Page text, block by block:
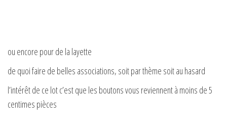
ou encore pour de la layette
de quoi faire de belles associations, soit par thème soit au hasard
l’intérêt de ce lot c’est que les boutons vous reviennent à moins de 5
centimes pièces